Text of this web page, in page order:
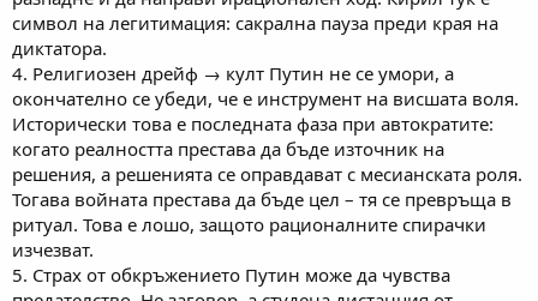
символ на легитимация: сакрална пауза преди края на
диктатора.
4. Религиозен дрейф → култ Путин не се умори, а
окончателно се убеди, че е инструмент на висшата воля.
Исторически това е последната фаза при автократите:
когато реалността престава да бъде източник на
решения, а решенията се оправдават с месианската роля.
Тогава войната престава да бъде цел – тя се превръща в
ритуал. Това е лошо, защото рационалните спирачки
изчезват.
5. Страх от обкръжението Путин може да чувства